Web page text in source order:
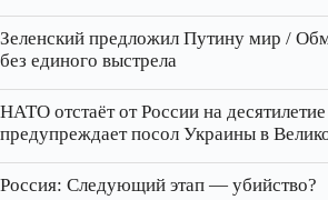
Зеленский предложил Путину мир /
без единого выстрела
НАТО отстаёт от России на
предупреждает посол Украины в
Россия: Следующий этап — убийство?